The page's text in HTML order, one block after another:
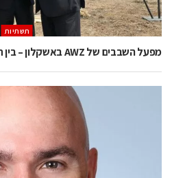
תשתיות
מפעל השבבים של AWZ באשקלון – בין חזון למציאות